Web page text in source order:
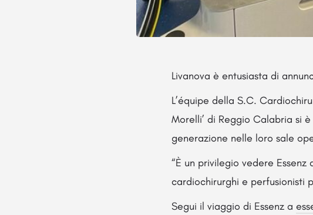
Livanova è entusiasta di
L’équipe della S.C.
Morelli’ di Reggio Calabria si
generazione nelle loro sale
“È un privilegio vedere
cardiochirurghi e perfusionisti
Segui il viaggio di Essenz a